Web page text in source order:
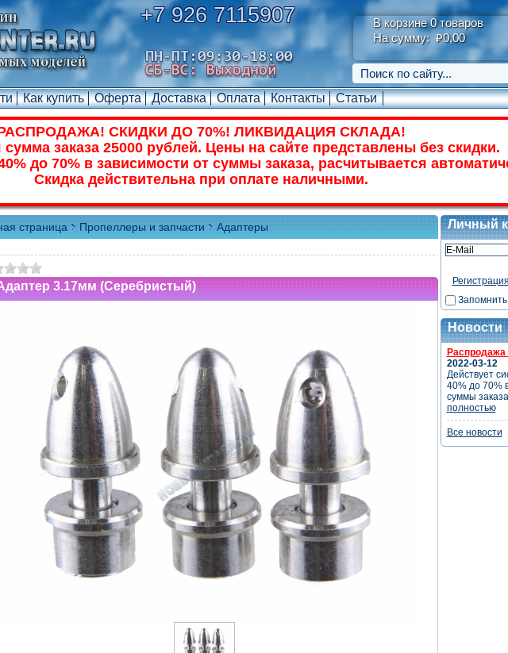
+7 926 7115907
В корзине 0 товаров
На сумму: ₽0,00
Как купить Оферта Доставка Оплата Контакты Статьи
СКИДКИ ДО 70%! ЛИКВИДАЦИЯ СКЛАДА!
заказа 25000 рублей. Цены на сайте представлены без скидки.
до 70% в зависимости от суммы заказа, расчитывается
Скидка действительна при оплате наличными.
страница Пропеллеры и запчасти Адаптеры
3.17мм (Серебристый)
Личный
Регистрация
Новости
Распродажа
2022-03-12
Действует
40% до 70%
суммы
полностью
Все новости